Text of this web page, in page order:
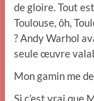
de gloire. Tout
Toulouse, ôh,
? Andy Warhol
seule œuvre
Mon gamin me
Si c’est vrai que